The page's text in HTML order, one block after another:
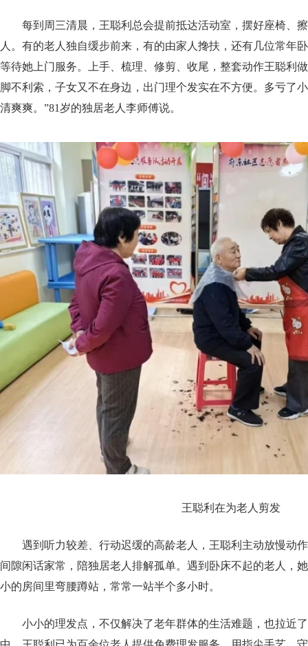
每到周三清晨，王聪利总会提前抵达活动室，摆好座椅、
人。有的老人独自缓步前来，有的由家人搀扶，还有几位常年
等待她上门服务。上手、梳理、修剪、收尾，整套动作王聪利
脚不利索，子女又不在身边，出门理个发实在不方便。多亏了
清爽爽。”81岁的独居老人李师傅说。
王聪利在为老人剪发
遇到听力较差、行动迟缓的高龄老人，王聪利主动放慢动
间隙闲话家常，陪独居老人排解孤单。遇到卧床不起的老人，
小的房间里弯腰蹲站，常常一站半个多小时。
小小的理发点，不仅解决了老年群体的生活难题，也拉近